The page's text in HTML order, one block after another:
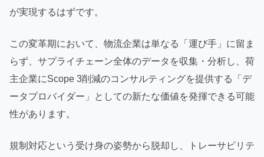
が実現するはずです。
この変革期において、物流企業は単なる「運び手」に留ま
らず、サプライチェーン全体のデータを収集・分析し、荷
主企業にScope 3削減のコンサルティングを提供する「デ
ータプロバイダー」としての新たな価値を発揮できる可能
性があります。
規制対応という受け身の姿勢から脱却し、トレーサビリテ